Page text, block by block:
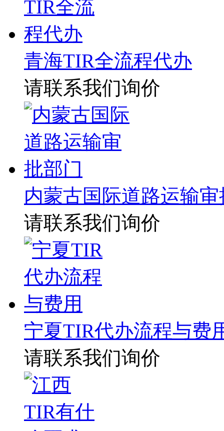
青海TIR全流程代办
请联系我们询价
内蒙古国际道路运输
请联系我们询价
宁夏TIR代办流程与费
请联系我们询价